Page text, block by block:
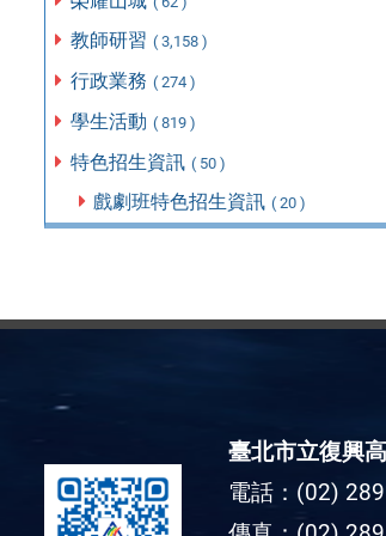
教師研習 ( 3,158 )
行政業務 ( 274 )
學生活動 ( 819 )
特色招生資訊 ( 50 )
戲劇班特色招生資訊 ( 20 )
臺北市立復興
電話：(02)